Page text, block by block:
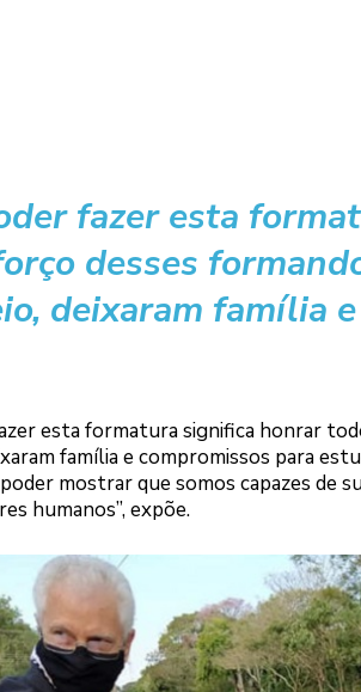
fazer esta
desses
deixaram família
esta formatura significa honrar
família e compromissos para
mostrar que somos capazes de
humanos”, expõe.